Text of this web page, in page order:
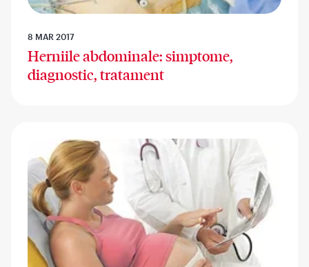
8 MAR 2017
Herniile abdominale: simptome,
diagnostic, tratament